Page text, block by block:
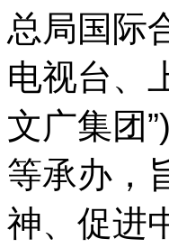
总局国际
电视台、
文广集团
等承办，
神、促进